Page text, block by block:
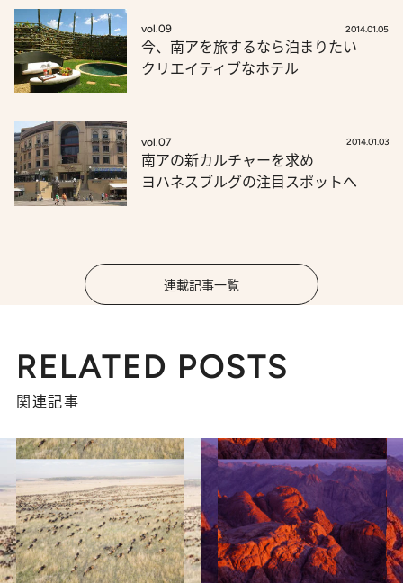
vol.09 2014.01.05
今、南アを旅するなら泊まりたい
クリエイティブなホテル
vol.07 2014.01.03
南アの新カルチャーを求め
ヨハネスブルグの注目スポットへ
連載記事一覧
RELATED POSTS
関連記事